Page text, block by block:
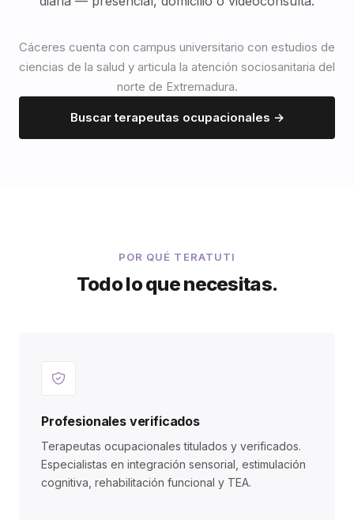
Cáceres cuenta con campus universitario con estudios de
ciencias de la salud y articula la atención sociosanitaria del
norte de Extremadura.
Buscar terapeutas ocupacionales →
POR QUÉ TERATUTI
Todo lo que necesitas.
Profesionales verificados
Terapeutas ocupacionales titulados y verificados.
Especialistas en integración sensorial, estimulación
cognitiva, rehabilitación funcional y TEA.